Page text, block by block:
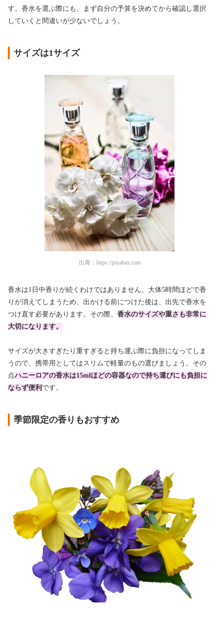
す。香水を選ぶ際にも、まず自分の予算を決めてから確認し選択
していくと間違いが少ないでしょう。
サイズは1サイズ
出典： https://pixabay.com
香水は1日中香りが続くわけではありません。大体5時間ほどで香
りが消えてしまうため、出かける前につけた後は、出先で香水を
つけ直す必要があります。その際、 香水のサイズや重さも非常に
大切になります。
サイズが大きすぎたり重すぎると持ち運ぶ際に負担になってしま
うので、携帯用としてはスリムで軽量のもの選びましょう。その
点ハニーロアの香水は15mlほどの容器なので持ち運びにも負担に
ならず便利 です。
季節限定の香りもおすすめ